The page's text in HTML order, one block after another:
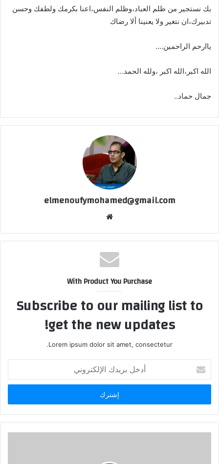
بك نستجير من ظلم العباد،وظلم النفس،اعنا بكرمك ولطفك وحسن
تدبيرك،ان نتغير ولا يعنينا ألا رضاك
ياارحم الراحمين….
الله اكبر،الله اكبر ،ولله الحمد…
جمال حماد..
elmenoufymohamed@gmail.com
With Product You Purchase
Subscribe to our mailing list to
get the new updates!
Lorem ipsum dolor sit amet, consectetur.
بريدك
الإلكتروني